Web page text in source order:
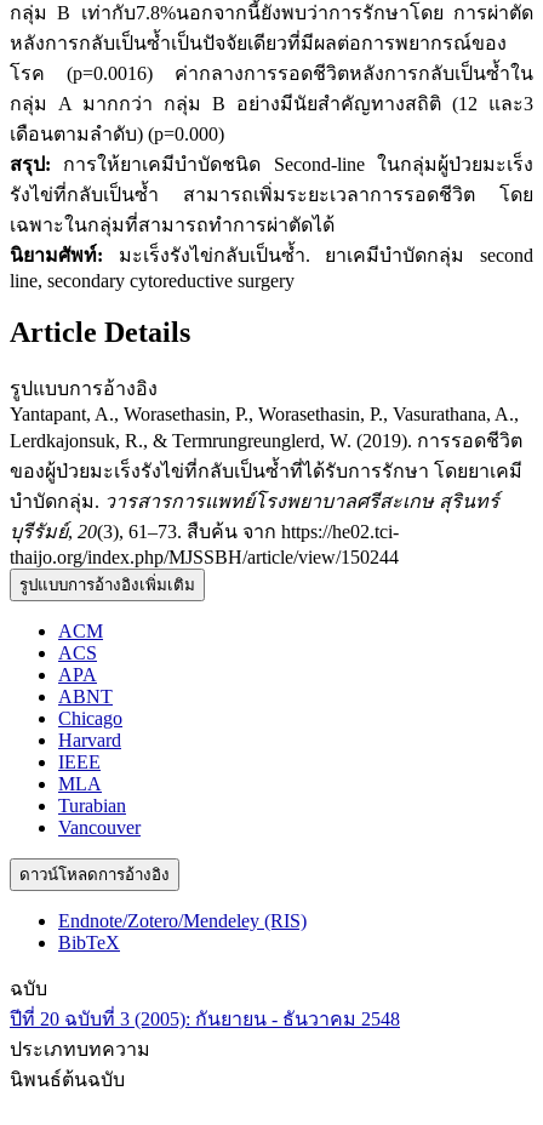
กลุ่ม B เท่ากับ7.8%นอกจากนี้ยังพบว่าการรักษาโดย การผ่าตัด
หลังการกลับเป็นซ้ำเป็นปัจจัยเดียวที่มีผลต่อการพยากรณ์ของ
โรค (p=0.0016) ค่ากลางการรอดชีวิตหลังการกลับเป็นซ้ำใน
กลุ่ม A มากกว่า กลุ่ม B อย่างมีนัยสำคัญทางสถิติ (12 และ3
เดือนตามลำดับ) (p=0.000)
สรุป: การให้ยาเคมีบำบัดชนิด Second-line ในกลุ่มผู้ป่วยมะเร็ง
รังไข่ที่กลับเป็นซ้ำ สามารถเพิ่มระยะเวลาการรอดชีวิต โดย
เฉพาะในกลุ่มที่สามารถทำการผ่าตัดได้
นิยามศัพท์: มะเร็งรังไข่กลับเป็นซ้ำ. ยาเคมีบำบัดกลุ่ม second
line, secondary cytoreductive surgery
Article Details
รูปแบบการอ้างอิง
Yantapant, A., Worasethasin, P., Worasethasin, P., Vasurathana, A.,
Lerdkajonsuk, R., & Termrungreunglerd, W. (2019). การรอดชีวิต
ของผู้ป่วยมะเร็งรังไข่ที่กลับเป็นซ้ำที่ได้รับการรักษา โดยยาเคมี
บำบัดกลุ่ม. วารสารการแพทย์โรงพยาบาลศรีสะเกษ สุรินทร์
บุรีรัมย์, 20(3), 61–73. สืบค้น จาก https://he02.tci-
thaijo.org/index.php/MJSSBH/article/view/150244
รูปแบบการอ้างอิงเพิ่มเติม
ACM
ACS
APA
ABNT
Chicago
Harvard
IEEE
MLA
Turabian
Vancouver
ดาวน์โหลดการอ้างอิง
Endnote/Zotero/Mendeley (RIS)
BibTeX
ฉบับ
ปีที่ 20 ฉบับที่ 3 (2005): กันยายน - ธันวาคม 2548
ประเภทบทความ
นิพนธ์ต้นฉบับ